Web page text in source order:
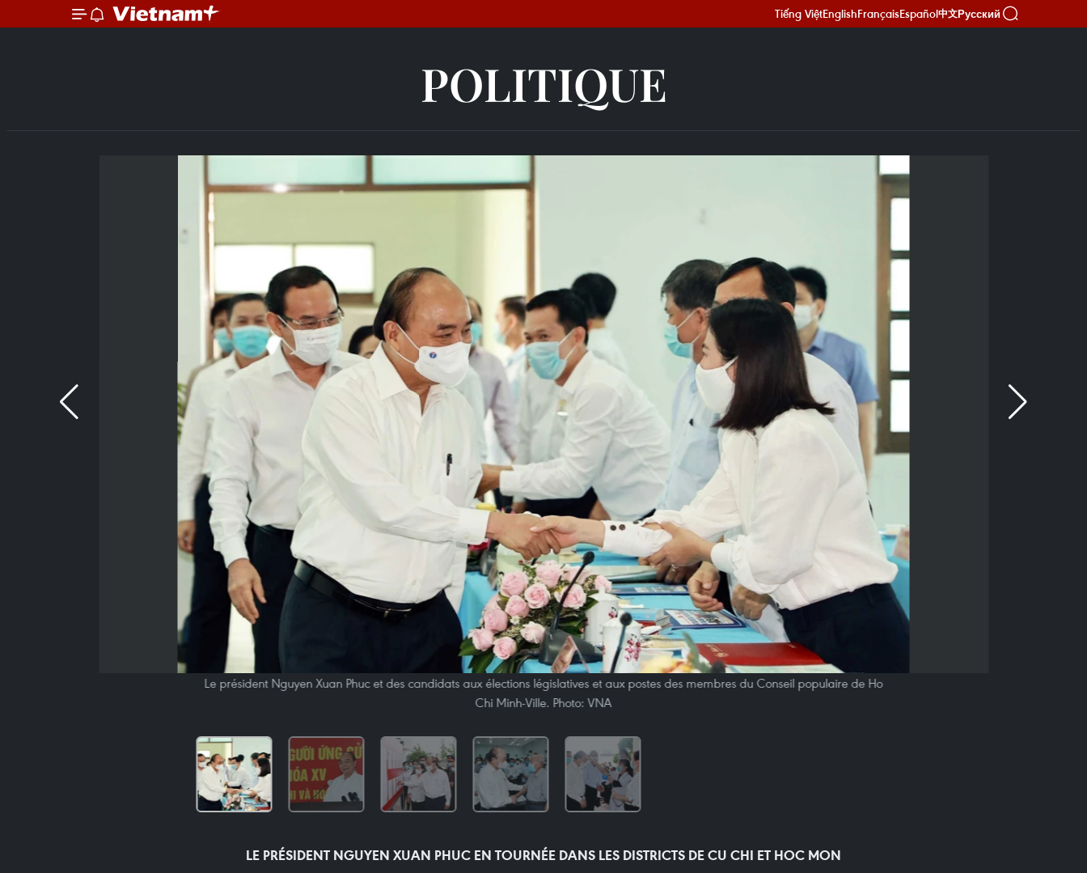
Tiếng ViệtEnglishFrançaisEspañol中文Русский
POLITIQUE
Le président Nguyen Xuan Phuc et des candidats aux élections législatives et aux postes des membres du Conseil populaire de Ho
Chi Minh-Ville. Photo: VNA
LE PRÉSIDENT NGUYEN XUAN PHUC EN TOURNÉE DANS LES DISTRICTS DE CU CHI ET HOC MON